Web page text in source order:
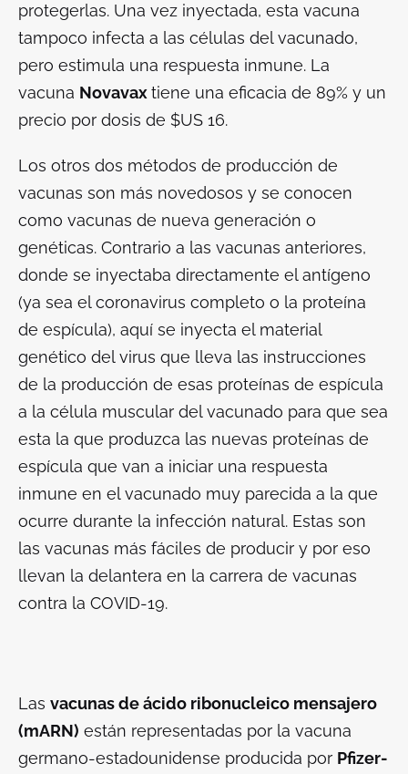
protegerlas. Una vez inyectada, esta vacuna
tampoco infecta a las células del vacunado,
pero estimula una respuesta inmune. La
vacuna Novavaxtiene una eficacia de 89% y un
precio por dosis de $US 16.
Los otros dos métodos de producción de
vacunas son más novedosos y se conocen
como vacunas de nueva generación o
genéticas. Contrario a las vacunas anteriores,
donde se inyectaba directamente el antígeno
(ya sea el coronavirus completo o la proteína
de espícula), aquí se inyecta el material
genético del virus que lleva las instrucciones
de la producción de esas proteínas de espícula
a la célula muscular del vacunado para que sea
esta la que produzca las nuevas proteínas de
espícula que van a iniciar una respuesta
inmune en el vacunado muy parecida a la que
ocurre durante la infección natural. Estas son
las vacunas más fáciles de producir y por eso
llevan la delantera en la carrera de vacunas
contra la COVID-19.
Las vacunas de ácido ribonucleico mensajero
(mARN) están representadas por la vacuna
germano-estadounidense producida por Pfizer-